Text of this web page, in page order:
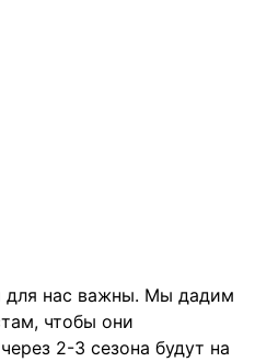
для нас важны. Мы дадим
чтобы они
2-3 сезона будут на